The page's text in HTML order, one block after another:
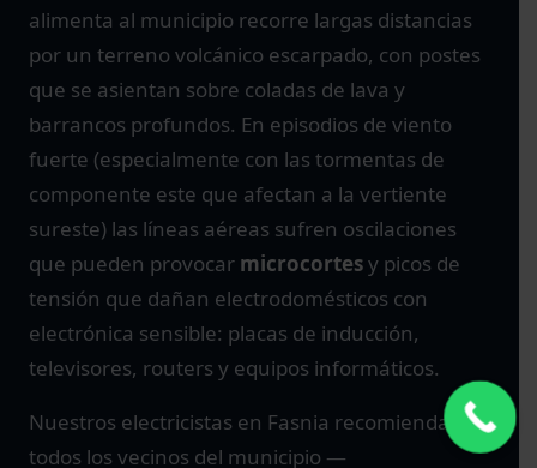
alimenta al municipio recorre largas distancias
por un terreno volcánico escarpado, con postes
que se asientan sobre coladas de lava y
barrancos profundos. En episodios de viento
fuerte (especialmente con las tormentas de
componente este que afectan a la vertiente
sureste) las líneas aéreas sufren oscilaciones
que pueden provocar microcortesy picos de
tensión que dañan electrodomésticos con
electrónica sensible: placas de inducción,
televisores, routers y equipos informáticos.
Nuestros electricistas en Fasnia recomiendan a
todos los vecinos del municipio —